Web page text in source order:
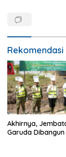
Akhirnya,
Garuda Dibangun